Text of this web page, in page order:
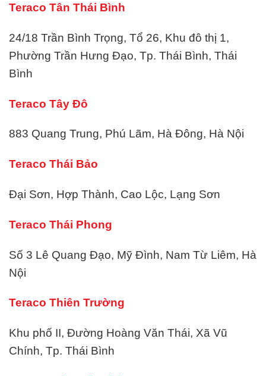
Teraco Tân Thái Bình
24/18 Trần Bình Trọng, Tổ 26, Khu đô thị 1,
Phường Trần Hưng Đạo, Tp. Thái Bình, Thái
Bình
Teraco Tây Đô
883 Quang Trung, Phú Lãm, Hà Đông, Hà Nội
Teraco Thái Bảo
Đại Sơn, Hợp Thành, Cao Lộc, Lạng Sơn
Teraco Thái Phong
Số 3 Lê Quang Đạo, Mỹ Đình, Nam Từ Liêm, Hà
Nội
Teraco Thiên Trường
Khu phố II, Đường Hoàng Văn Thái, Xã Vũ
Chính, Tp. Thái Bình